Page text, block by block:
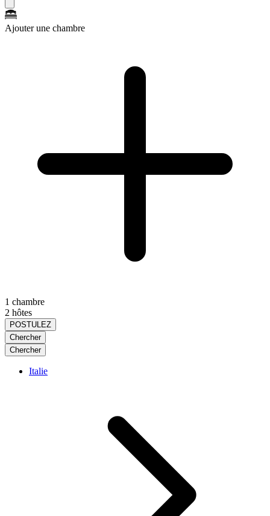
Ajouter une chambre
1 chambre
2 hôtes
POSTULEZ
Chercher
Chercher
Italie